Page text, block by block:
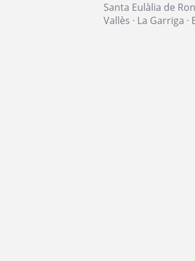
Santa Eulàlia de
Vallès · La Garriga ·